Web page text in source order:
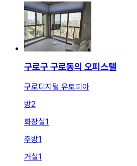
구로구 구로동의 오피스텔
구로디지털 유토피아
방2
화장실1
주방1
거실1